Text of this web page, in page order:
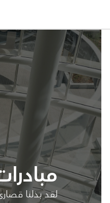
لقد بذلنا